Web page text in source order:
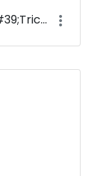
20260224_111122 Crocus sieberi &#39;Tricolor&#39;